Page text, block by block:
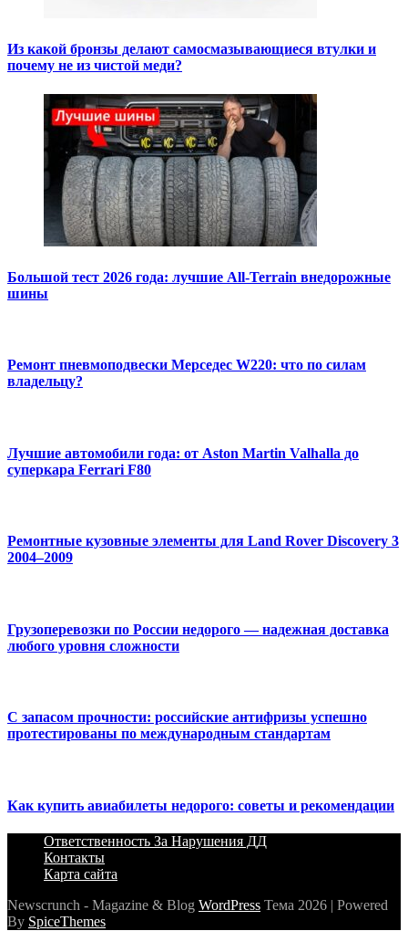
Из какой бронзы делают самосмазывающиеся втулки и
почему не из чистой меди?
Большой тест 2026 года: лучшие All-Terrain внедорожные
шины
Ремонт пневмоподвески Мерседес W220: что по силам
владельцу?
Лучшие автомобили года: от Aston Martin Valhalla до
суперкара Ferrari F80
Ремонтные кузовные элементы для Land Rover Discovery 3
2004–2009
Грузоперевозки по России недорого — надежная доставка
любого уровня сложности
С запасом прочности: российские антифризы успешно
протестированы по международным стандартам
Как купить авиабилеты недорого: советы и рекомендации
Ответственность За Нарушения ДД
Контакты
Карта сайта
Newscrunch - Magazine & Blog WordPress Тема 2026 | Powered
By SpiceThemes